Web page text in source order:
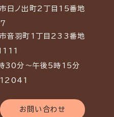
日ノ出町2丁目15番地
音羽町1丁目233番地
30分～午後5時15分
お問い合わせ